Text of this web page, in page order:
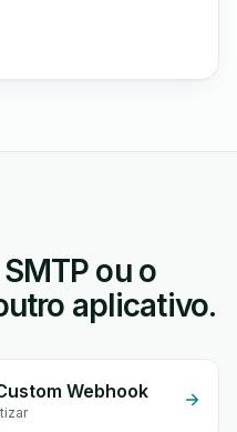
ou o
aplicativo.
Webhook